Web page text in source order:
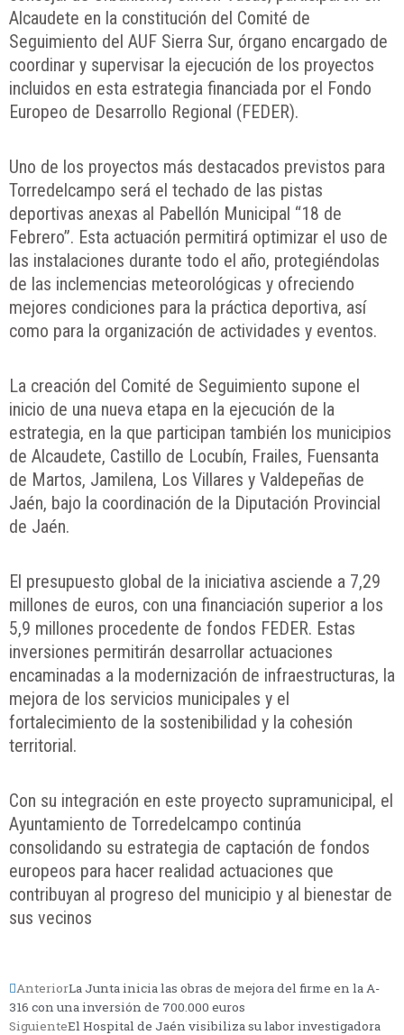
Alcaudete en la constitución del Comité de
Seguimiento del AUF Sierra Sur, órgano encargado de
coordinar y supervisar la ejecución de los proyectos
incluidos en esta estrategia financiada por el Fondo
Europeo de Desarrollo Regional (FEDER).
Uno de los proyectos más destacados previstos para
Torredelcampo será el techado de las pistas
deportivas anexas al Pabellón Municipal “18 de
Febrero”. Esta actuación permitirá optimizar el uso de
las instalaciones durante todo el año, protegiéndolas
de las inclemencias meteorológicas y ofreciendo
mejores condiciones para la práctica deportiva, así
como para la organización de actividades y eventos.
La creación del Comité de Seguimiento supone el
inicio de una nueva etapa en la ejecución de la
estrategia, en la que participan también los municipios
de Alcaudete, Castillo de Locubín, Frailes, Fuensanta
de Martos, Jamilena, Los Villares y Valdepeñas de
Jaén, bajo la coordinación de la Diputación Provincial
de Jaén.
El presupuesto global de la iniciativa asciende a 7,29
millones de euros, con una financiación superior a los
5,9 millones procedente de fondos FEDER. Estas
inversiones permitirán desarrollar actuaciones
encaminadas a la modernización de infraestructuras, la
mejora de los servicios municipales y el
fortalecimiento de la sostenibilidad y la cohesión
territorial.
Con su integración en este proyecto supramunicipal, el
Ayuntamiento de Torredelcampo continúa
consolidando su estrategia de captación de fondos
europeos para hacer realidad actuaciones que
contribuyan al progreso del municipio y al bienestar de
sus vecinos
AnteriorLa Junta inicia las obras de mejora del firme en la A-
316 con una inversión de 700.000 euros
SiguienteEl Hospital de Jaén visibiliza su labor investigadora